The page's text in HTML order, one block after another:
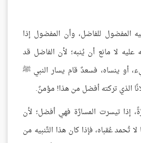
المفضول للفاضل، وأن المفضول إذا
لا مانع أن يُنبه؛ لأن الفاضل قد
أو ينساه، فسعدٌ قام يسار النبي ﷺ
الذي تركته أفضل من هذا! مؤمنٌ.
إذا تيسرت المسارَّة فهي أفضل؛ لأن
تُحمد عُقباه، فإذا كان هذا التَّنبيه من